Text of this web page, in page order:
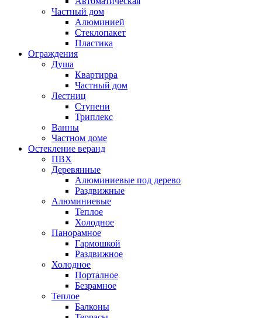
Частный дом
Алюминией
Стеклопакет
Пластика
Ограждения
Душа
Квартирра
Частный дом
Лестниц
Ступени
Триплекс
Ванны
Частном доме
Остекление веранд
ПВХ
Деревянные
Алюминиевые под дерево
Раздвижные
Алюминиевые
Теплое
Холодное
Панорамное
Гармошкой
Раздвижное
Холодное
Порталное
Безрамное
Теплое
Балконы